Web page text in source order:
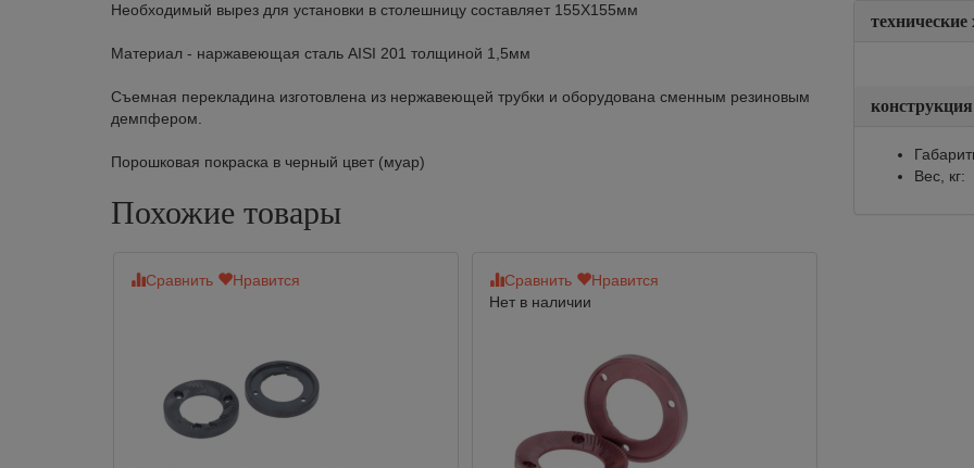
Необходимый вырез для установки в столешницу составляет 155Х155мм
Материал - наржавеющая сталь AISI 201 толщиной 1,5мм
Съемная перекладина изготовлена из нержавеющей трубки и оборудована сменным резиновым
демпфером.
Порошковая покраска в черный цвет (муар)
Похожие товары
Сравнить Нравится Сравнить
Нравится
Нет в наличии
конструкция
Вес, кг: